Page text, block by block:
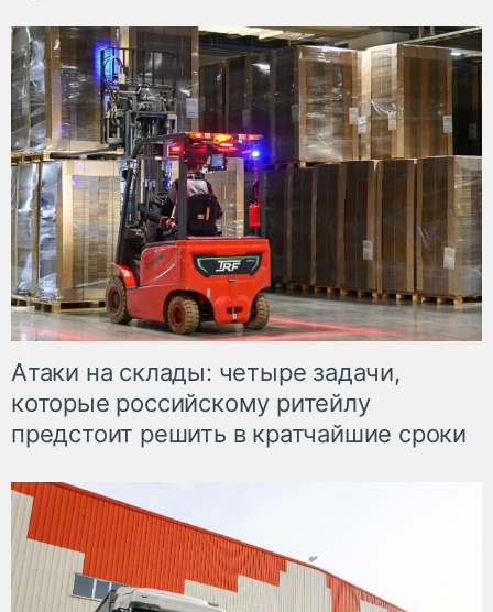
Атаки на склады: четыре задачи,
которые российскому ритейлу
предстоит решить в кратчайшие сроки